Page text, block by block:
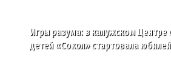
Игры разума: в калужском Центре
детей «Сокол» стартовала